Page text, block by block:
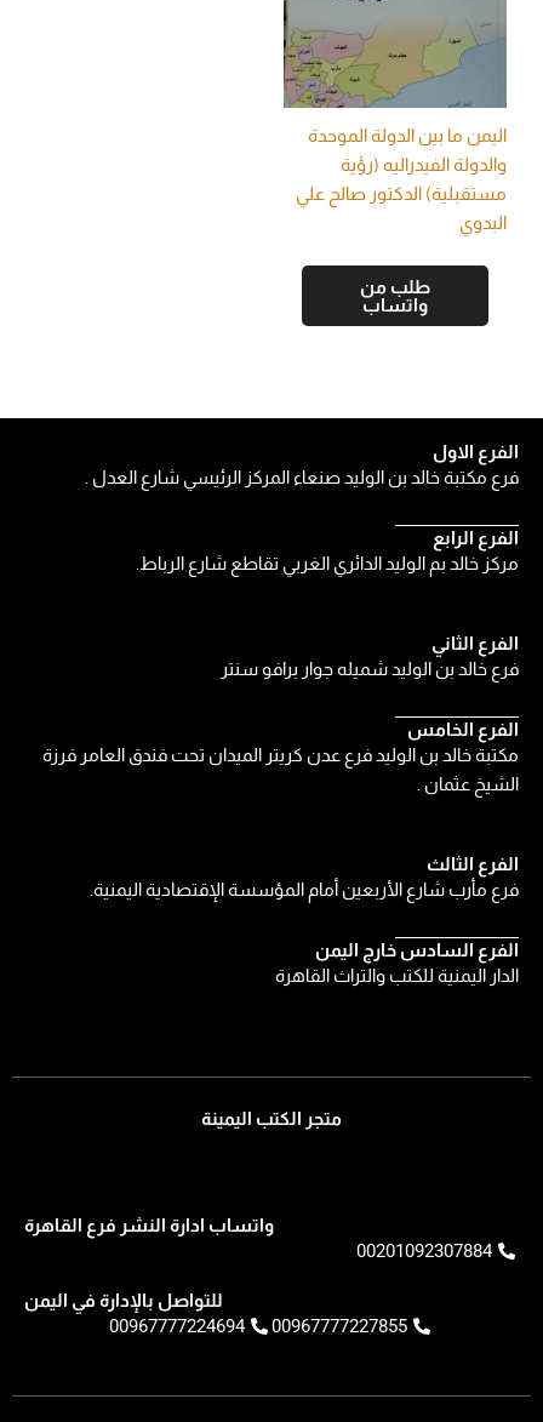
اليمن ما بين الدولة الموحدة
والدولة الفيدراليه (رؤية
مستقبلية) الدكتور صالح علي
البدوي
طلب من
واتساب
الفرع الثالث
فرع مأرب شارع الأربعين أمام المؤسسة الإقتصادية اليمنية.
الفرع السادس خارج اليمن
الدار اليمنية للكتب والتراث القاهرة
الفرع الثاني
فرع خالد بن الوليد شميله جوار برافو سنتر
الفرع الخامس
مكتبة خالد بن الوليد فرع عدن كريتر الميدان تحت فندق العامر فرزة
الشيخ عثمان .
الفرع الاول
فرع مكتبة خالد بن الوليد صنعاء المركز الرئيسي شارع العدل .
الفرع الرابع
مركز خالد بم الوليد الدائري الغربي تقاطع شارع الرباط.
متجر الكتب اليمينة
واتساب ادارة النشر فرع القاهرة
00201092307884
للتواصل بالإدارة في اليمن
00967777227855
00967777224694